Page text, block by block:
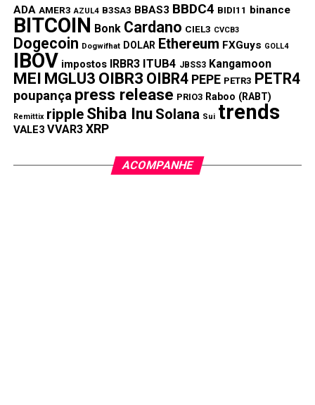
ADA AMER3 AZUL4 B3SA3 BBAS3 BBDC4 BIDI11 binance
BITCOIN Bonk Cardano CIEL3 CVCB3
Dogecoin Dogwifhat DOLAR Ethereum FXGuys GOLL4
IBOV impostos IRBR3 ITUB4 JBSS3 Kangamoon
MEI MGLU3 OIBR3 OIBR4 PEPE PETR3 PETR4
poupança press release PRIO3 Raboo (RABT)
Remittix ripple Shiba Inu Solana Sui trends
VALE3 VVAR3 XRP
ACOMPANHE